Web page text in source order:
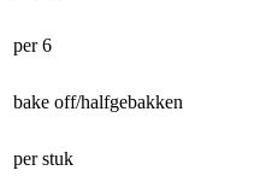
per 6
bake off/halfgebakken
per stuk